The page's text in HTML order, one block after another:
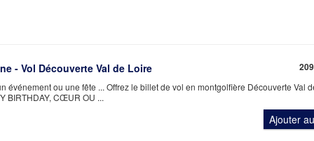
- Vol Découverte Val de Loire
événement ou une fête ... Offrez le billet de vol en montgolfière Découverte Val
BIRTHDAY, CŒUR OU ...
Ajouter